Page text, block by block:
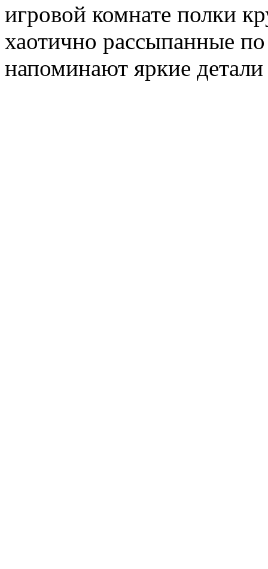
игровой комнате полки
хаотично рассыпанные
напоминают яркие детали